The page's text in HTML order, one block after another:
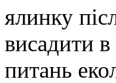
ялинку
висадити
питань